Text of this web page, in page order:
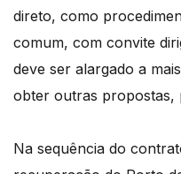
direto, como
comum, com convite
deve ser alargado a
obter outras propostas,
Na sequência do